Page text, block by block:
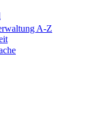
A-Z